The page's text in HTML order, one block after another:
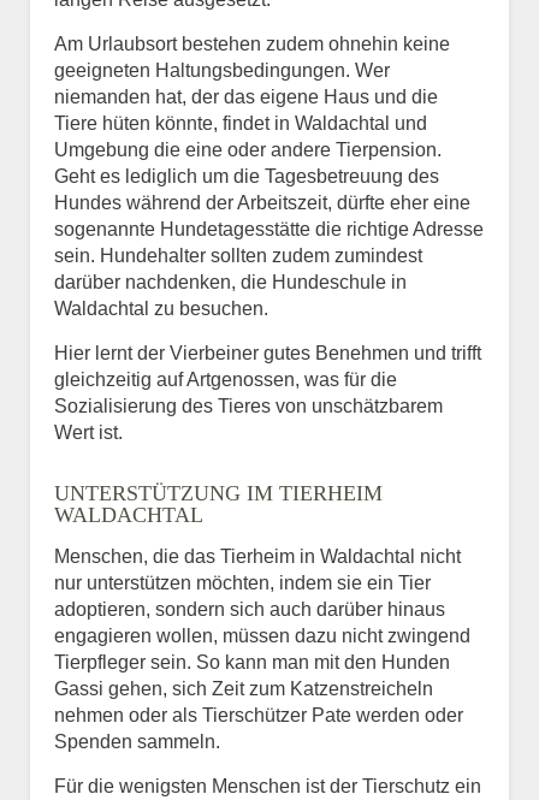
Am Urlaubsort bestehen zudem ohnehin keine
geeigneten Haltungsbedingungen. Wer
niemanden hat, der das eigene Haus und die
Tiere hüten könnte, findet in Waldachtal und
Umgebung die eine oder andere Tierpension.
Geht es lediglich um die Tagesbetreuung des
Hundes während der Arbeitszeit, dürfte eher eine
sogenannte Hundetagesstätte die richtige Adresse
sein. Hundehalter sollten zudem zumindest
darüber nachdenken, die Hundeschule in
Waldachtal zu besuchen.
Hier lernt der Vierbeiner gutes Benehmen und trifft
gleichzeitig auf Artgenossen, was für die
Sozialisierung des Tieres von unschätzbarem
Wert ist.
UNTERSTÜTZUNG IM TIERHEIM
WALDACHTAL
Menschen, die das Tierheim in Waldachtal nicht
nur unterstützen möchten, indem sie ein Tier
adoptieren, sondern sich auch darüber hinaus
engagieren wollen, müssen dazu nicht zwingend
Tierpfleger sein. So kann man mit den Hunden
Gassi gehen, sich Zeit zum Katzenstreicheln
nehmen oder als Tierschützer Pate werden oder
Spenden sammeln.
Für die wenigsten Menschen ist der Tierschutz ein